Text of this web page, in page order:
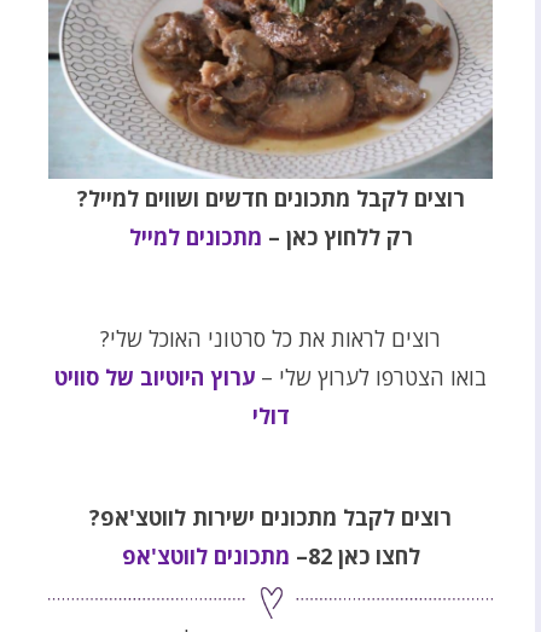
רוצים לקבל מתכונים חדשים ושווים למייל?
רק ללחוץ כאן – מתכונים למייל
רוצים לראות את כל סרטוני האוכל שלי?
בואו הצטרפו לערוץ שלי – ערוץ היוטיוב של סוויט
דולי
רוצים לקבל מתכונים ישירות לווטצ'אפ?
לחצו כאן 82–
מתכונים לווטצ'אפ